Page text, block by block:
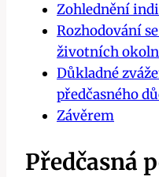
Zohlednění
Rozhodování
životních
Důkladné
předčasného
Závěrem
Předčasná